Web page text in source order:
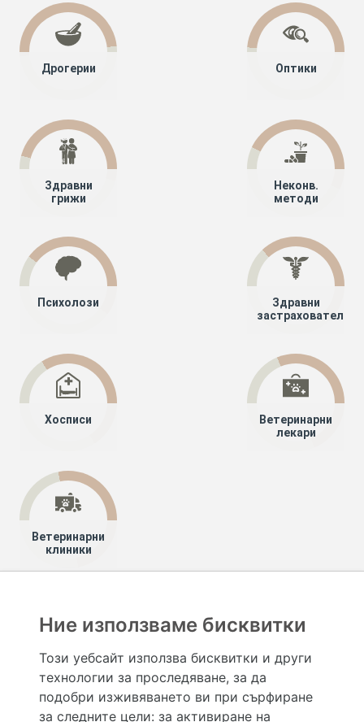
Дрогерии Оптики
Здравни
грижи
Неконв.
методи
Психолози
Здравни
застрахователи
Хосписи
Ветеринарни
лекари
Ветеринарни
клиники
Клинична фармакология и терапия
Шумен
Hapche.bg НЕ е медицински, зравен или сроден специалист и НЕ дава медицински
консултации и здравни съвети. Hapche.bg НЕ се явява медицинска услуга и НЕ
осигурява диагноза и лечение. Hapche.bg НЕ препоръчва медицински и други здравни и
сродни специалисти и заведения. Hapche.bg НЕ търгува с лекарствени продукти и
Ние използваме бисквитки
Този уебсайт използва бисквитки и други
технологии за проследяване, за да
подобри изживяването ви при сърфиране
за следните цели: за активиране на